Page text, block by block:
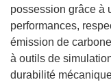
possession grâce à
performances,
émission de
à outils de
durabilité